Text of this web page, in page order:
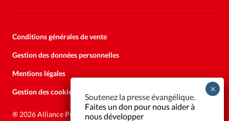
Conditions générales de vente
Gestion des données personnelles
Mentions légales
Gestion des cookies
® 2026 Alliance Presse
Soutenez la presse évangélique.
Faites un don pour nous aider à
nous développer